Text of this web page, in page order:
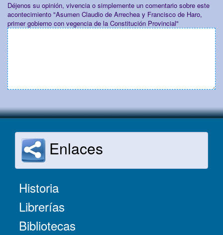
Déjenos su opinión, vivencia o simplemente un comentario sobre este
acontecimiento "Asumen Claudio de Arrechea y Francisco de Haro,
primer gobierno con vegencia de la Constitución Provincial"
Enlaces
Historia
Librerías
Bibliotecas